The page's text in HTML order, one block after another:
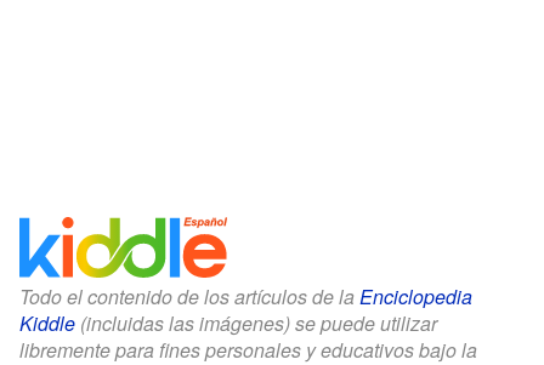
Todo el contenido de los artículos de la Enciclopedia
Kiddle (incluidas las imágenes) se puede utilizar
libremente para fines personales y educativos bajo la